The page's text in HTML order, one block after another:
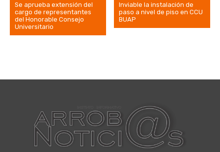
Se aprueba extensión del
cargo de representantes
del Honorable Consejo
Universitario
Inviable la instalación de
paso a nivel de piso en CCU
BUAP